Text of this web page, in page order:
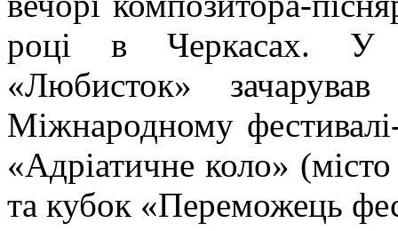
році в Черкасах. У
«Любисток»
Міжнародному
«Адріатичне коло»
та кубок «Переможець